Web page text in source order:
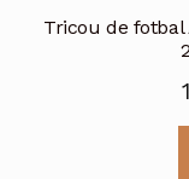
Tricou de fotbal